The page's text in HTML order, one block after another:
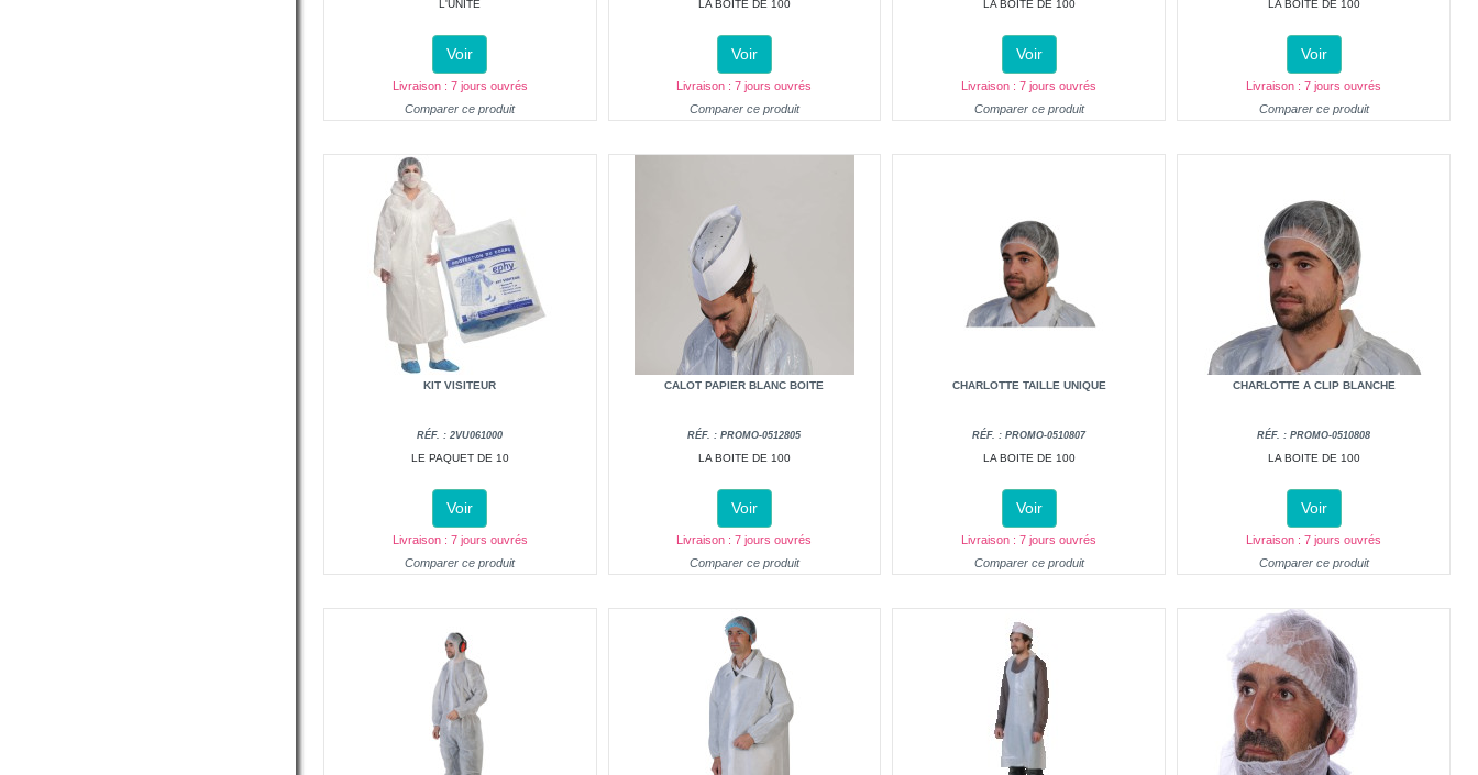
L'UNITÉ
Voir
Livraison : 7 jours ouvrés
Comparer ce produit
LA BOITE DE 100
Voir
Livraison : 7 jours ouvrés
Comparer ce produit
LA BOITE DE 100
Voir
Livraison : 7 jours ouvrés
Comparer ce produit
LA BOITE DE 100
Voir
Livraison : 7 jours ouvrés
Comparer ce produit
KIT VISITEUR
RÉF. : 2VU061000
LE PAQUET DE 10
Voir
Livraison : 7 jours ouvrés
Comparer ce produit
CALOT PAPIER BLANC BOITE
RÉF. : PROMO-0512805
LA BOITE DE 100
Voir
Livraison : 7 jours ouvrés
Comparer ce produit
CHARLOTTE TAILLE UNIQUE
RÉF. : PROMO-0510807
LA BOITE DE 100
Voir
Livraison : 7 jours ouvrés
Comparer ce produit
CHARLOTTE A CLIP BLANCHE
RÉF. : PROMO-0510808
LA BOITE DE 100
Voir
Livraison : 7 jours ouvrés
Comparer ce produit